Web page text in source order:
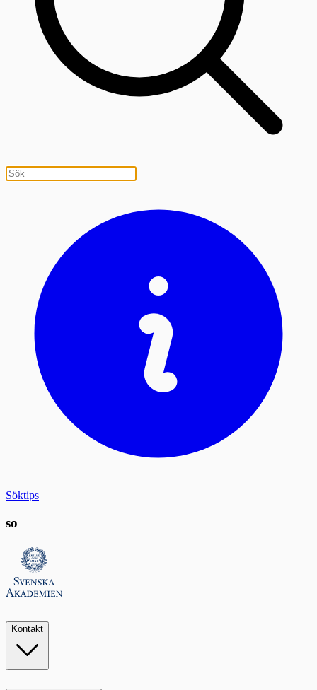
Söktips
so
Kontakt